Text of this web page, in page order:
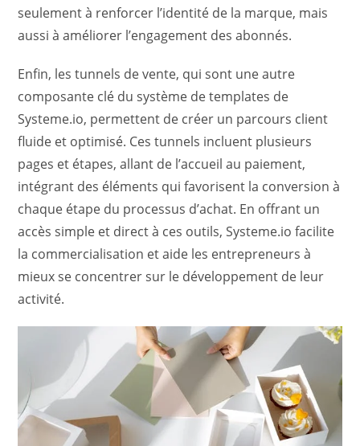
seulement à renforcer l’identité de la marque, mais
aussi à améliorer l’engagement des abonnés.
Enfin, les tunnels de vente, qui sont une autre
composante clé du système de templates de
Systeme.io, permettent de créer un parcours client
fluide et optimisé. Ces tunnels incluent plusieurs
pages et étapes, allant de l’accueil au paiement,
intégrant des éléments qui favorisent la conversion à
chaque étape du processus d’achat. En offrant un
accès simple et direct à ces outils, Systeme.io facilite
la commercialisation et aide les entrepreneurs à
mieux se concentrer sur le développement de leur
activité.